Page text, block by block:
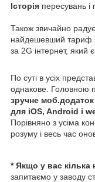
Історія пересувань і
Також звичайно
найдешевший тариф
за 2G інтернет, який
По суті в усіх
однакове. Головною
зручне
для iOS, Android і
Порівняно з усіма
розуму і весь час
* Якщо у вас кілька
запитаємо у заводу